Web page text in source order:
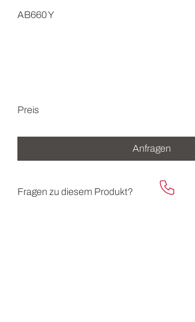
AB660 Y
Preis
Anfragen
Fragen zu diesem Produkt?